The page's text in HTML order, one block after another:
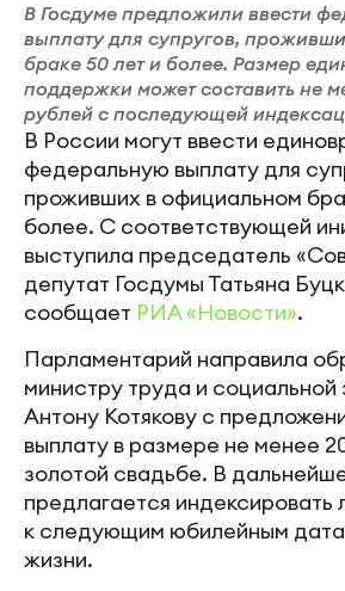
В Госдуме предложили ввести
выплату для супругов,
браке 50 лет и более. Размер
поддержки может составить не
рублей с последующей
В России могут ввести
федеральную выплату для
проживших в официальном
более. С соответствующей
выступила председатель
депутат Госдумы Татьяна
сообщает РИА «Новости».
Парламентарий направила
министру труда и
Антону Котякову с
выплату в размере не менее
золотой свадьбе. В
предлагается индексировать
к следующим юбилейным
жизни.